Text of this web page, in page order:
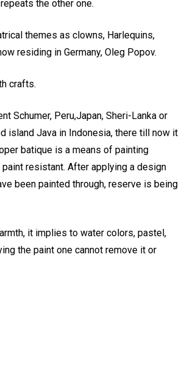
the other one.
themes as clowns, Harlequins,
residing in Germany, Oleg Popov.
crafts.
Schumer, Peru,Japan, Sheri-Lanka or
island Java in Indonesia, there till now it
batique is a means of painting
resistant. After applying a design
been painted through, reserve is being
it implies to water colors, pastel,
the paint one cannot remove it or